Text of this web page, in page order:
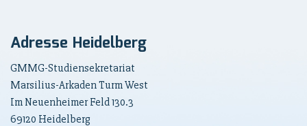
Adresse Heidelberg
GMMG-Studiensekretariat
Marsilius-Arkaden Turm West
Im Neuenheimer Feld 130.3
69120 Heidelberg